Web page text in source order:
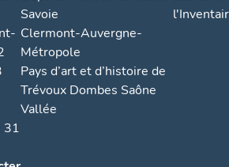
31
Savoie
Clermont-Auvergne-
Métropole
Pays d’art et d’histoire de
Trévoux Dombes Saône
Vallée